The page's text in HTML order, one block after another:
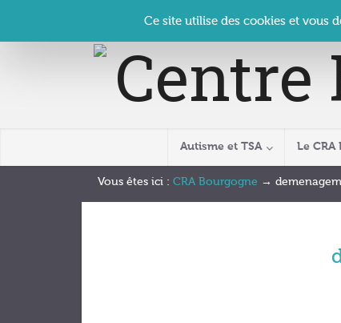
Contact Se connecter | CRA
Autisme et TSA Le
Vous êtes ici : CRA Bourgogne →
Ce site utilise des cookies et vous